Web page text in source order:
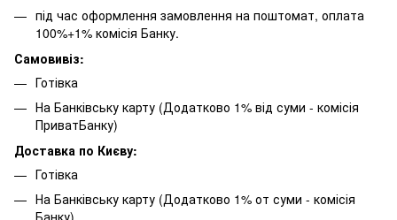
під час оформлення замовлення на поштомат, оплата
100%+1% комісія Банку.
Самовивіз:
Готівка
На Банківську карту (Додатково 1% від суми - комісія
ПриватБанку)
Доставка по Києву:
Готівка
На Банківську карту (Додатково 1% от суми - комісія
Банку)